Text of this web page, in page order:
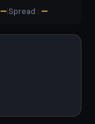
—|Spread : —